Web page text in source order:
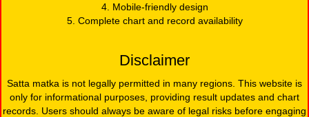
4. Mobile-friendly design
5. Complete chart and record availability
Disclaimer
Satta matka is not legally permitted in many regions. This website is
only for informational purposes, providing result updates and chart
records. Users should always be aware of legal risks before engaging